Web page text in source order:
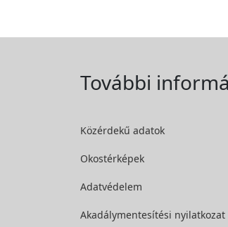
További
Közérdekű adatok
Okostérképek
Adatvédelem
Akadálymentesítési nyilatkozat